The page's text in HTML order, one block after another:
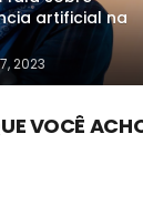
artificial na
2023
VOCÊ